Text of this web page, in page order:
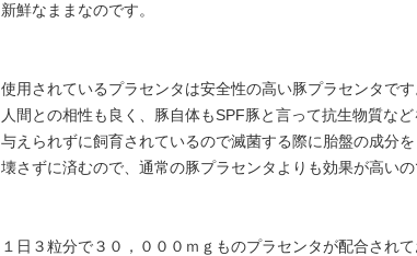
新鮮なままなのです。
使用されているプラセンタは安全性の高い豚プラセンタです
人間との相性も良く、豚自体もSPF豚と言って抗生物質など
与えられずに飼育されているので滅菌する際に胎盤の成分を
壊さずに済むので、通常の豚プラセンタよりも効果が高いの
１日３粒分で３０，０００ｍｇものプラセンタが配合されて